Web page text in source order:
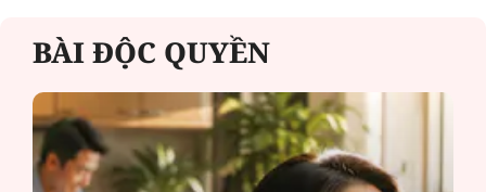
BÀI ĐỘC QUYỀN